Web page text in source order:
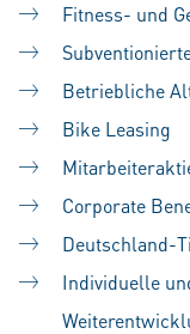
Fitness- und
Betriebliche
Bike Leasing
Corporate
Deutschland-
Individuelle